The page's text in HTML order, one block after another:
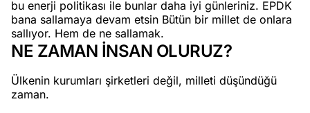
bu enerji politikası ile bunlar daha iyi günleriniz. EPDK
bana sallamaya devam etsin Bütün bir millet de onlara
sallıyor. Hem de ne sallamak.
NE ZAMAN İNSAN OLURUZ?
Ülkenin kurumları şirketleri değil, milleti düşündüğü
zaman.